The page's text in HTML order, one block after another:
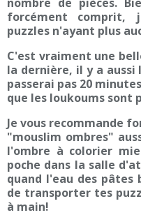
forcément comprit,
puzzles n'ayant plus
C'est vraiment une
la dernière, il y a aussi
passerai pas 20
que les loukoums sont
Je vous recommande
"mouslim ombres"
l'ombre à colorier
poche dans la salle
quand l'eau des pâtes
de transporter tes
à main!